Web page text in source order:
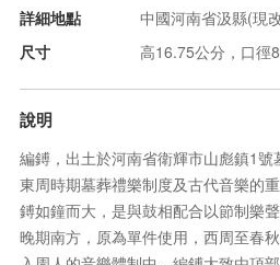
詳細地點
中國河南省汲縣(現
尺寸
高16.75公分，口徑
說明
編鎛，出土於河南省衛輝市山彪鎮1
東周時期墓葬禮樂制度及古代音樂的
鎛如鐘而大，是與鼓相配合以節制樂
晚期南方，原為單件使用，西周至春